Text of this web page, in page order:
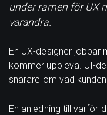
under ramen för UX
varandra.
En UX-designer jobbar
kommer uppleva. UI-
snarare om vad
En anledning till varför